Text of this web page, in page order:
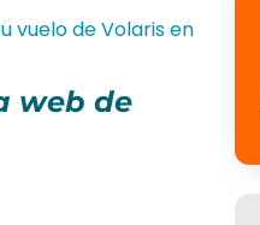
vuelo de Volaris en
web de